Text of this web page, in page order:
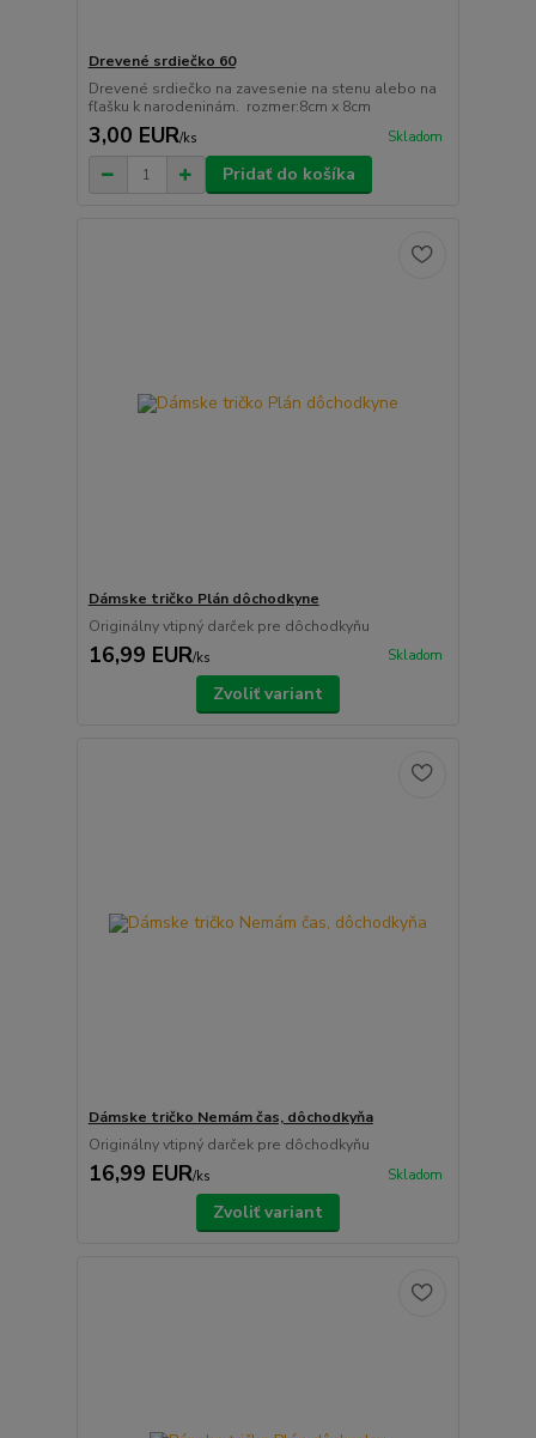
Drevené srdiečko 60
Drevené srdiečko na zavesenie na stenu alebo na
fľašku k narodeninám. rozmer:8cm x 8cm
3,00 EUR/ks Skladom
Pridať do košíka
Dámske tričko Plán dôchodkyne
Originálny vtipný darček pre dôchodkyňu
16,99 EUR/ks Skladom
Zvoliť variant
Dámske tričko Nemám čas, dôchodkyňa
Originálny vtipný darček pre dôchodkyňu
16,99 EUR/ks Skladom
Zvoliť variant